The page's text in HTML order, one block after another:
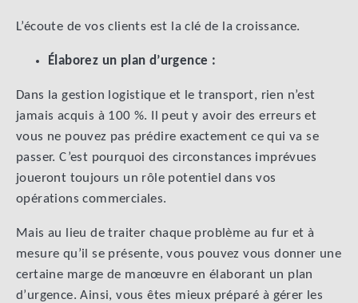
L’écoute de vos clients est la clé de la croissance.
Élaborez un plan d’urgence :
Dans la gestion logistique et le transport, rien n’est
jamais acquis à 100 %. Il peut y avoir des erreurs et
vous ne pouvez pas prédire exactement ce qui va se
passer. C’est pourquoi des circonstances imprévues
joueront toujours un rôle potentiel dans vos
opérations commerciales.
Mais au lieu de traiter chaque problème au fur et à
mesure qu’il se présente, vous pouvez vous donner une
certaine marge de manœuvre en élaborant un plan
d’urgence. Ainsi, vous êtes mieux préparé à gérer les